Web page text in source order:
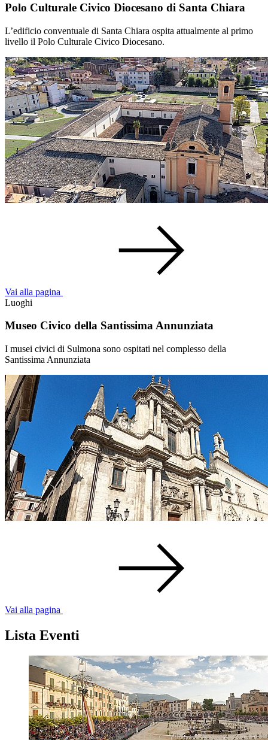
Polo Culturale Civico Diocesano di Santa Chiara
L’edificio conventuale di Santa Chiara ospita attualmente al primo
livello il Polo Culturale Civico Diocesano.
Vai alla pagina
Luoghi
Museo Civico della Santissima Annunziata
I musei civici di Sulmona sono ospitati nel complesso della
Santissima Annunziata
Vai alla pagina
Lista Eventi